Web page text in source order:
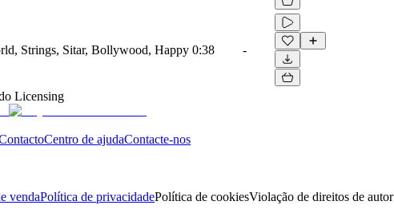
Strings, Sitar, Bollywood, Happy 0:38 -
Licensing
Centro de ajudaContacte-nos
vendaPolítica de privacidadePolítica de cookiesViolação de direitos de autor